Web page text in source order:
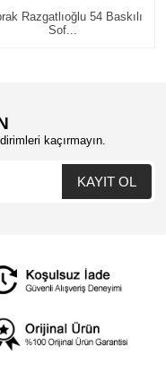
Razgatlıoğlu 54 Baskılı
Sof...
kaçırmayın.